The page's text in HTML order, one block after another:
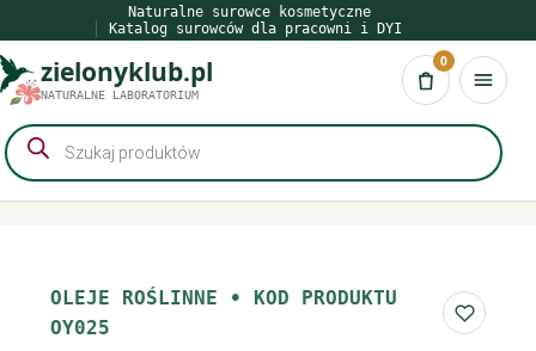
do
treści
Naturalne surowce kosmetyczne
Katalog surowców dla pracowni i DYI
zielonyklub.pl
NATURALNE LABORATORIUM Koszyk
0
Wyszukiwarka
produktów
OLEJE ROŚLINNE • KOD PRODUKTU
OY025
Do